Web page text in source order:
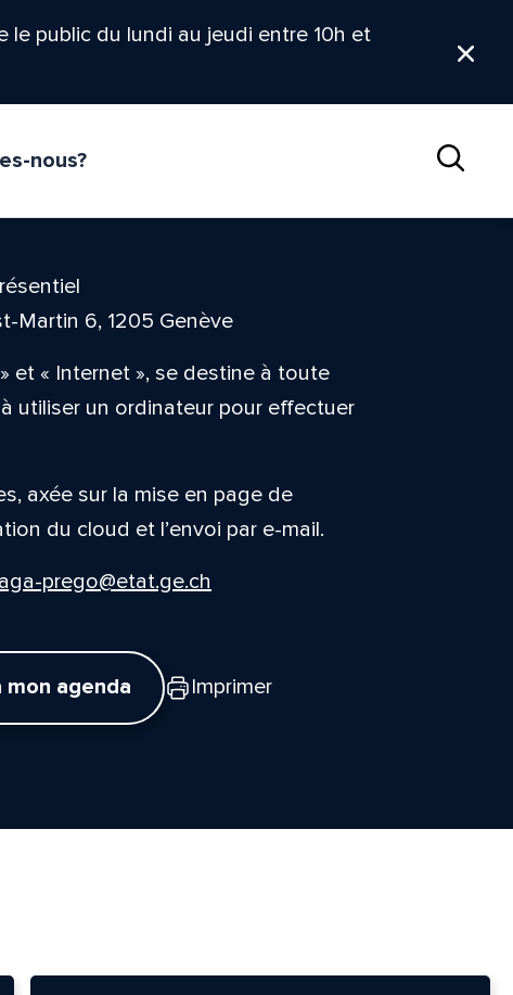
public du lundi au jeudi entre 10h et
nous?
Martin 6, 1205 Genève
et « Internet », se destine à toute
utiliser un ordinateur pour effectuer
axée sur la mise en page de
du cloud et l’envoi par e-mail.
prego@etat.ge.ch
agenda Imprimer